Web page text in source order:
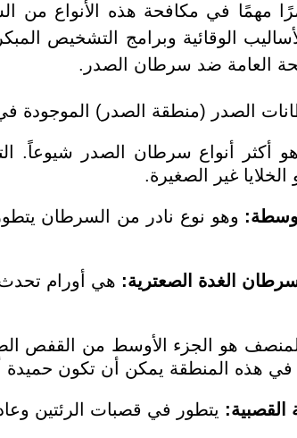
مهمًا في مكافحة هذه الأنواع من
الوقائية وبرامج التشخيص
العامة ضد سرطان الصدر.
الصدر (منطقة الصدر) الموجودة في
أكثر أنواع سرطان الصدر شيوعاً.
غير الصغيرة.
وهو نوع نادر من السرطان
الغدة الصعترية: هي أورام
هو الجزء الأوسط من القفص
في هذه المنطقة يمكن أن تكون حميدة
القصبية: يتطور في قصبات الرئتين